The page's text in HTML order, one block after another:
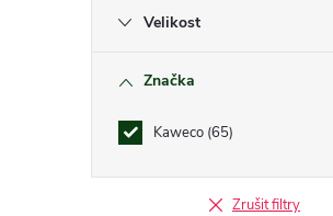
Velikost
Značka
Kaweco 65
Zrušit filtry